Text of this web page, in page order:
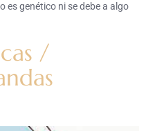
es genético ni se debe a algo
/